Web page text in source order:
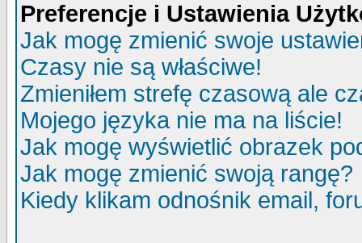
Preferencje i Ustawienia
Jak mogę zmienić swoje
Czasy nie są właściwe!
Zmieniłem strefę czasową ale
Mojego języka nie ma na liście!
Jak mogę wyświetlić obrazek
Jak mogę zmienić swoją rangę?
Kiedy klikam odnośnik email,